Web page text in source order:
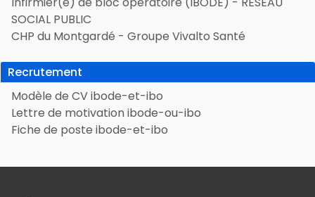
SOCIAL PUBLIC
CHP du Montgardé - Groupe Vivalto Santé
Recrutement
Modèle de CV ibode-et-ibo
Lettre de motivation ibode-ou-ibo
Fiche de poste ibode-et-ibo